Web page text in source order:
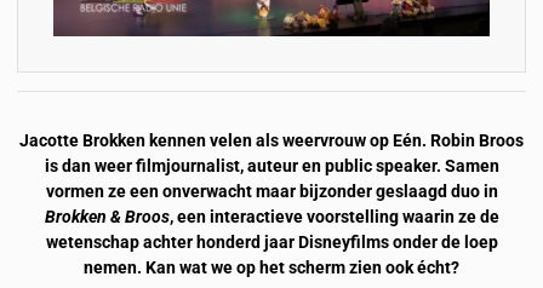
Jacotte Brokken kennen velen als weervrouw op Eén. Robin Broos
is dan weer filmjournalist, auteur en public speaker. Samen
vormen ze een onverwacht maar bijzonder geslaagd duo in
Brokken & Broos, een interactieve voorstelling waarin ze de
wetenschap achter honderd jaar Disneyfilms onder de loep
nemen. Kan wat we op het scherm zien ook écht?